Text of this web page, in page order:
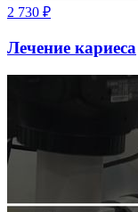
2 730 ₽
Лечение кариеса